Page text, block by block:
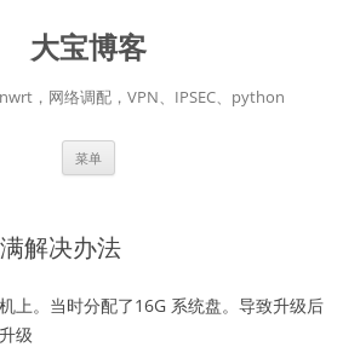
大宝博客
，网络调配，VPN、IPSEC、python
菜单
解决办法
上。当时分配了16G 系统盘。导致升级后
级